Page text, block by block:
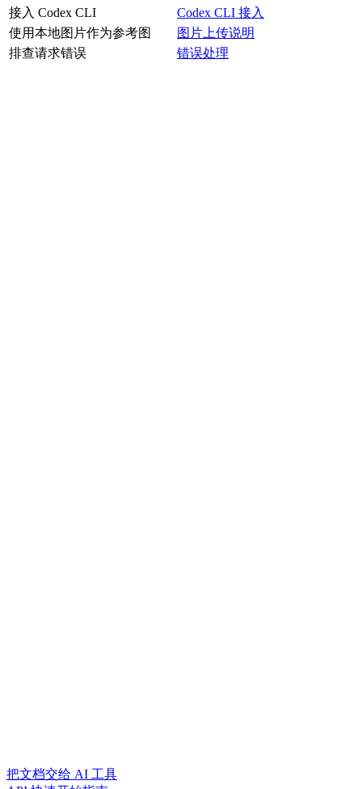
接入 Codex CLI
Codex CLI 接入
使用本地图片作为参考图
图片上传说明
排查请求错误
错误处理
把文档交给 AI 工具